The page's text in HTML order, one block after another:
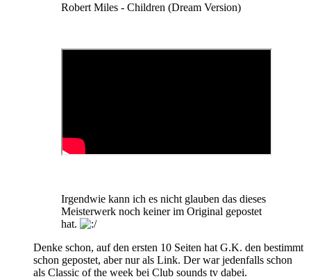
Robert Miles ‎- Children (Dream Version)
Irgendwie kann ich es nicht glauben das dieses
Meisterwerk noch keiner im Original gepostet
hat.
Denke schon, auf den ersten 10 Seiten hat G.K. den bestimmt
schon gepostet, aber nur als Link. Der war jedenfalls schon
als Classic of the week bei Club sounds tv dabei.